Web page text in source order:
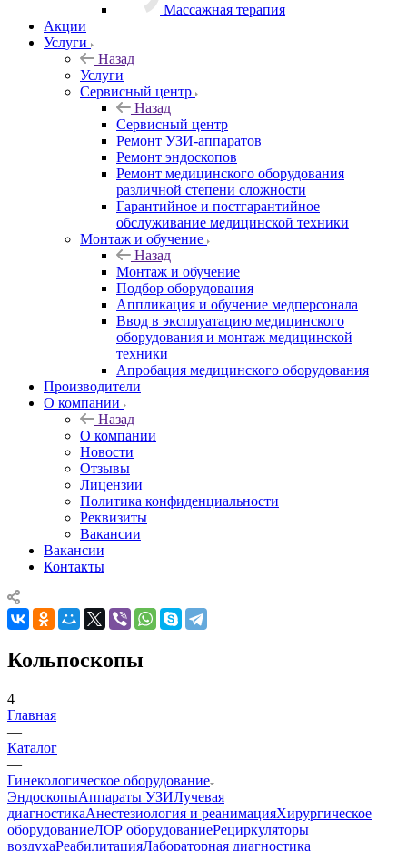
Массажная терапия
Акции
Услуги
Назад
Услуги
Сервисный центр
Назад
Сервисный центр
Ремонт УЗИ-аппаратов
Ремонт эндоскопов
Ремонт медицинского оборудования
различной степени сложности
Гарантийное и постгарантийное
обслуживание медицинской техники
Монтаж и обучение
Назад
Монтаж и обучение
Подбор оборудования
Аппликация и обучение медперсонала
Ввод в эксплуатацию медицинского
оборудования и монтаж медицинской
техники
Апробация медицинского оборудования
Производители
О компании
Назад
О компании
Новости
Отзывы
Лицензии
Политика конфиденциальности
Реквизиты
Вакансии
Вакансии
Контакты
Кольпоскопы
4
Главная
—
Каталог
—
Гинекологическое оборудование
ЭндоскопыАппараты УЗИЛучевая
диагностикаАнестезиология и реанимацияХирургическое
оборудованиеЛОР оборудованиеРециркуляторы
воздухаРеабилитацияЛабораторная диагностика